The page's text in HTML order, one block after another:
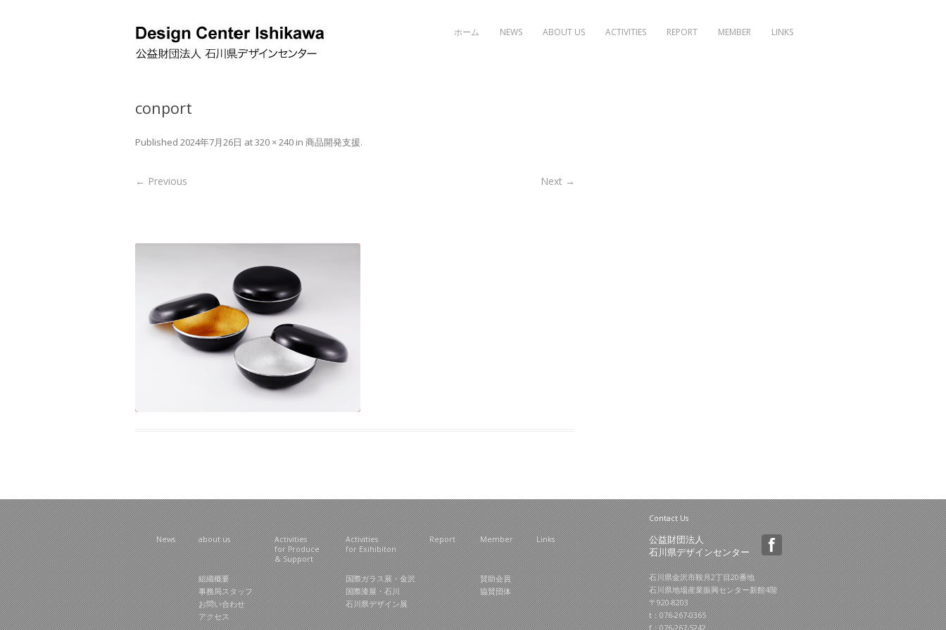
ホーム NEWS ABOUT US ACTIVITIES REPORT MEMBER LINKS
conport
Published 2024年7月26日 at320 × 240 in 商品開発支援.
← Previous Next →
News about us
Activities
for Produce
& Support
Activities
for Exihibiton
Report Member Links
組織概要
事務局スタッフ
お問い合わせ
アクセス
国際ガラス展・金沢
国際漆展・石川
石川県デザイン展
賛助会員
協賛団体
Contact Us
公益財団法人
石川県デザインセンター
石川県金沢市鞍月2丁目20番地
石川県地場産業振興センター新館4階
〒920-8203
t：076-267-0365
f：076-267-5242